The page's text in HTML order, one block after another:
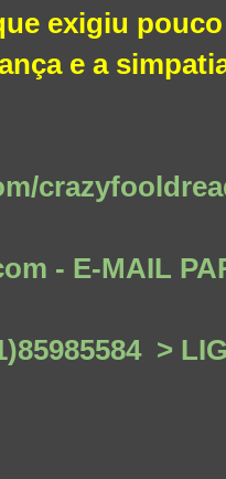
exigiu
e a
- E-MAIL
>